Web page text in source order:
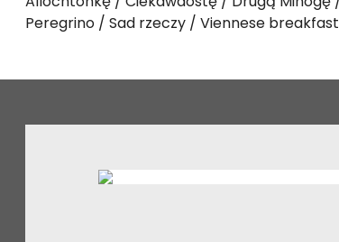
Peregrino
Sad rzeczy Viennese breakfast